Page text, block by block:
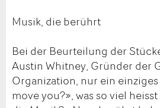
Musik, die berührt
Bei der Beurteilung der
Austin Whitney, Gründer der
Organization, nur ein
move you?», was so viel